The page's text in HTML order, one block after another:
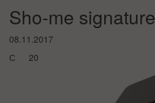
Sho-me signature
08.11.2017
С 20